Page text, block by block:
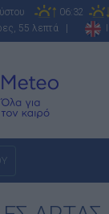
06:32
55 λεπτά |